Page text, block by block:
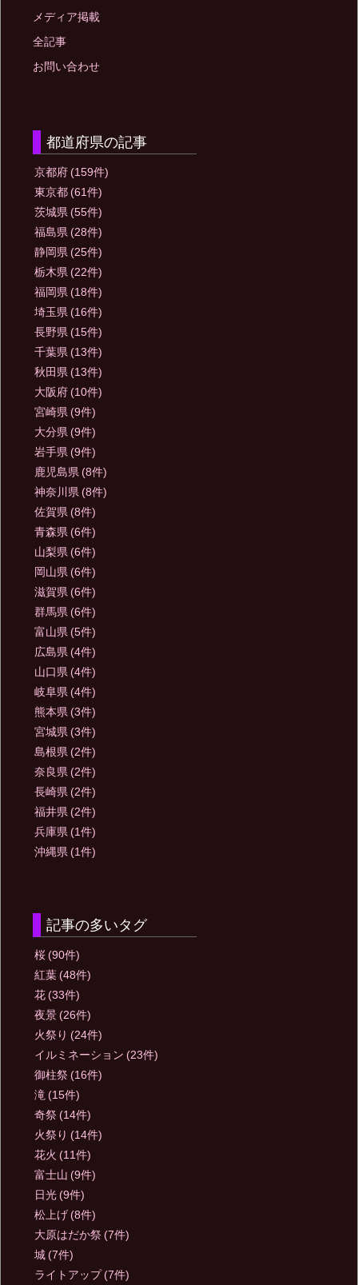
メディア掲載
全記事
お問い合わせ
都道府県の記事
京都府 (159件)
東京都 (61件)
茨城県 (55件)
福島県 (28件)
静岡県 (25件)
栃木県 (22件)
福岡県 (18件)
埼玉県 (16件)
長野県 (15件)
千葉県 (13件)
秋田県 (13件)
大阪府 (10件)
宮崎県 (9件)
大分県 (9件)
岩手県 (9件)
鹿児島県 (8件)
神奈川県 (8件)
佐賀県 (8件)
青森県 (6件)
山梨県 (6件)
岡山県 (6件)
滋賀県 (6件)
群馬県 (6件)
富山県 (5件)
広島県 (4件)
山口県 (4件)
岐阜県 (4件)
熊本県 (3件)
宮城県 (3件)
島根県 (2件)
奈良県 (2件)
長崎県 (2件)
福井県 (2件)
兵庫県 (1件)
沖縄県 (1件)
記事の多いタグ
桜 (90件)
紅葉 (48件)
花 (33件)
夜景 (26件)
火祭り (24件)
イルミネーション (23件)
御柱祭 (16件)
滝 (15件)
奇祭 (14件)
火祭り (14件)
花火 (11件)
富士山 (9件)
日光 (9件)
松上げ (8件)
大原はだか祭 (7件)
城 (7件)
ライトアップ (7件)